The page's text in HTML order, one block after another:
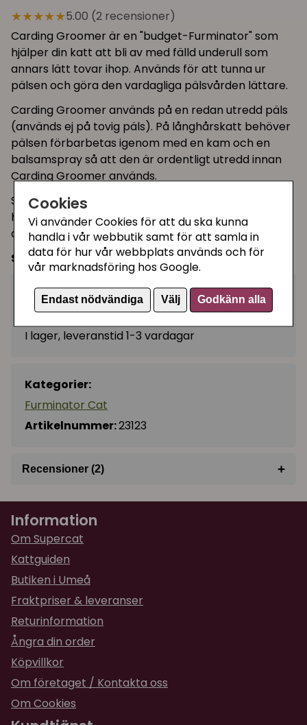
Cookies
Vi använder Cookies för att du ska kunna
handla i vår webbutik samt för att samla in
data för hur vår webbplats används och för
vår marknadsföring hos Google.
Endast nödvändiga Välj Godkänn alla
★★★★★5.00 (2 recensioner)
Carding Groomer är en "budget-Furminator" som
hjälper din katt att bli av med fälld underull som
annars lätt tovar ihop. Används för att tunna ur
pälsen och göra den vardagliga pälsvården lättare.
Carding Groomer används på en redan utredd päls
(används ej på tovig päls). På långhårskatt behöver
pälsen förbarbetas igenom med en kam och en
balsamspray så att den är ordentligt utredd innan
Carding Groomer används.
Skäret i rostgritt stål kan bytas, det klickas loss vid
handtag med enkelt knapplås. Gummigreppet gör
den bekväm att hålla i.
Storlek: 7 × 15 cm
179 kr − + Köp
I lager, leveranstid 1-3 vardagar
Kategorier:
Furminator Cat
Artikelnummer:23123
Recensioner (2) +
Eva
för 1 år sedan
★★★★★
Fungerar mycket bra till långhårig katt som
älskar att vara ute i skogen +++
Camilla
för 2 år sedan
Information
Om Supercat
Kattguiden
Butiken i Umeå
Fraktpriser & leveranser
Returinformation
Ångra din order
Köpvillkor
Om företaget / Kontakta oss
Om Cookies